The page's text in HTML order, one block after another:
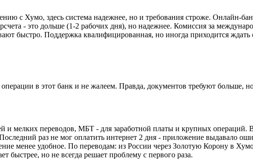
с Хумо, здесь система надежнее, но и требования строже. Онлайн-
- это дольше (1-2 рабочих дня), но надежнее. Комиссия за
быстро. Поддержка квалифицированная, но иногда приходится ждать
в этот банк и не жалеем. Правда, документов требуют больше, но
и мелких переводов, МБТ - для заработной платы и крупных операций.
раз не мог оплатить интернет 2 дня - приложение выдавало
менее удобное. По переводам: из России через Золотую Корону в
но не всегда решает проблему с первого раза.